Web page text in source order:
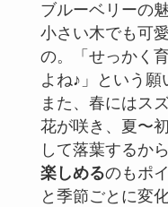
ブルーベリーの
小さい木でも可
の。「せっかく
よね♪」という願
また、春にはス
花が咲き、夏〜
して落葉するから
楽しめるのもポ
と季節ごとに変